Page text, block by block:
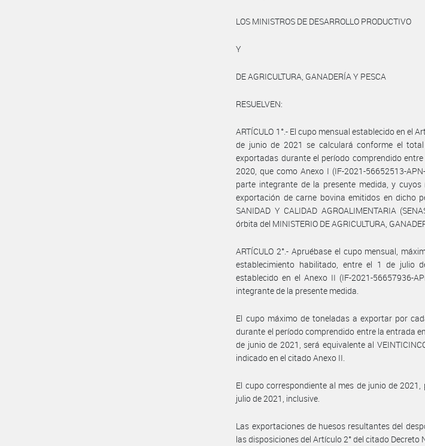
LOS MINISTROS DE DESARROLLO PRODUCTIVO
Y
DE AGRICULTURA, GANADERÍA Y PESCA
RESUELVEN:
ARTÍCULO 1°.- El cupo mensual establecido en el
de junio de 2021 se calculará conforme el
exportadas durante el período comprendido
2020, que como Anexo I (IF-2021-56652513-
parte integrante de la presente medida, y
exportación de carne bovina emitidos en dicho
SANIDAD Y CALIDAD AGROALIMENTARIA
órbita del MINISTERIO DE AGRICULTURA,
ARTÍCULO 2°.- Apruébase el cupo mensual,
establecimiento habilitado, entre el 1 de julio
establecido en el Anexo II (IF-2021-56657936-
integrante de la presente medida.
El cupo máximo de toneladas a exportar por
durante el período comprendido entre la entrada
de junio de 2021, será equivalente al
indicado en el citado Anexo II.
El cupo correspondiente al mes de junio de
julio de 2021, inclusive.
Las exportaciones de huesos resultantes del
las disposiciones del Artículo 2° del citado Decreto